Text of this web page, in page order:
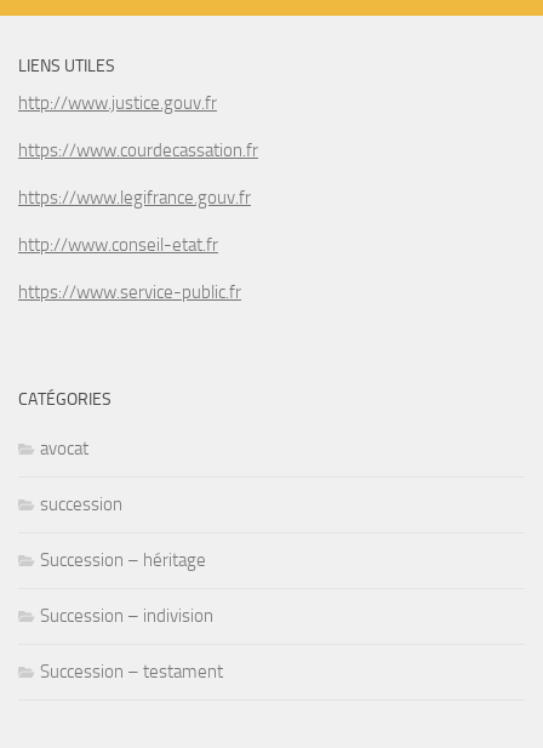
LIENS UTILES
http://www.justice.gouv.fr
https://www.courdecassation.fr
https://www.legifrance.gouv.fr
http://www.conseil-etat.fr
https://www.service-public.fr
CATÉGORIES
avocat
succession
Succession – héritage
Succession – indivision
Succession – testament